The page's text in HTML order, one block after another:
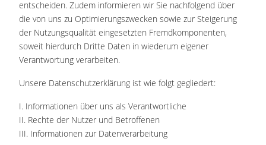
entscheiden. Zudem informieren wir Sie nachfolgend über
die von uns zu Optimierungszwecken sowie zur Steigerung
der Nutzungsqualität eingesetzten Fremdkomponenten,
soweit hierdurch Dritte Daten in wiederum eigener
Verantwortung verarbeiten.
Unsere Datenschutzerklärung ist wie folgt gegliedert:
I. Informationen über uns als Verantwortliche
II. Rechte der Nutzer und Betroffenen
III. Informationen zur Datenverarbeitung